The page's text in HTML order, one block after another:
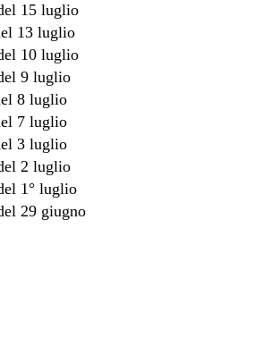
15 luglio
13 luglio
10 luglio
9 luglio
8 luglio
7 luglio
3 luglio
2 luglio
1° luglio
29 giugno